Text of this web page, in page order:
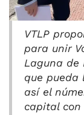
VTLP
para unir
Laguna de
que pueda
así el
capital con